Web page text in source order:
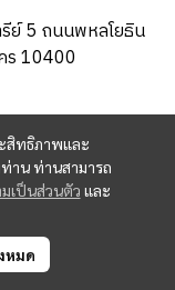
สิทธิภาพและ
าน ท่านสามารถ
เป็นส่วนตัว และ
หมด
ย์ 5 ถนนพหลโยธิน
ร 10400